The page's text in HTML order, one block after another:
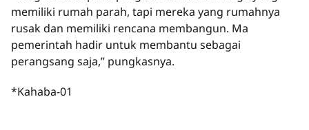
memiliki rumah parah, tapi mereka yang rumahnya
rusak dan memiliki rencana membangun. Ma
pemerintah hadir untuk membantu sebagai
perangsang saja,” pungkasnya.
*Kahaba-01